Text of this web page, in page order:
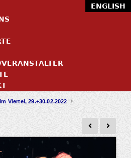
Viertel, 29.+30.02.2022
VERANSTALTER
ENGLISH